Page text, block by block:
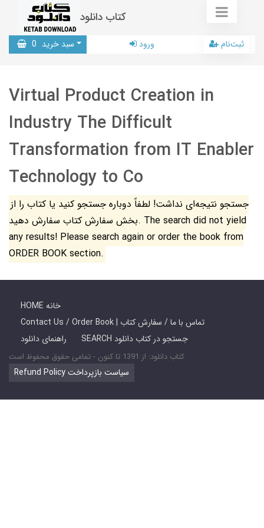
کتاب دانلود
سبد خرید 0 ورود ثبت‌نام
Virtual Product Creation in
Industry The Difficult
Transformation from IT Enabler
Technology to Co
جستجو نتیجه‌ای نداشت! لطفاً دوباره جستجو کنید یا کتاب را از
بخش سفارش کتاب سفارش دهید. The search did not yield
any results! Please search again or order the book from
ORDER BOOK section.
HOME خانه
Contact Us / Order Book | تماس با ما / سفارش کتاب
راهنمای دانلود
SEARCH جستجو در کتاب دانلود
کتاب دانلود: از 1391 تا کنون - تمامی حقوق محفوظ است
Refund Policy سیاست بازپرداخت